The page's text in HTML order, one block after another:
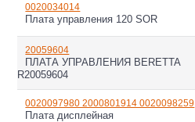
0020034014
Плата управления 120 SOR
20059604
ПЛАТА УПРАВЛЕНИЯ BERETTA
R20059604
0020097980 2000801914 0020098259
Плата дисплейная